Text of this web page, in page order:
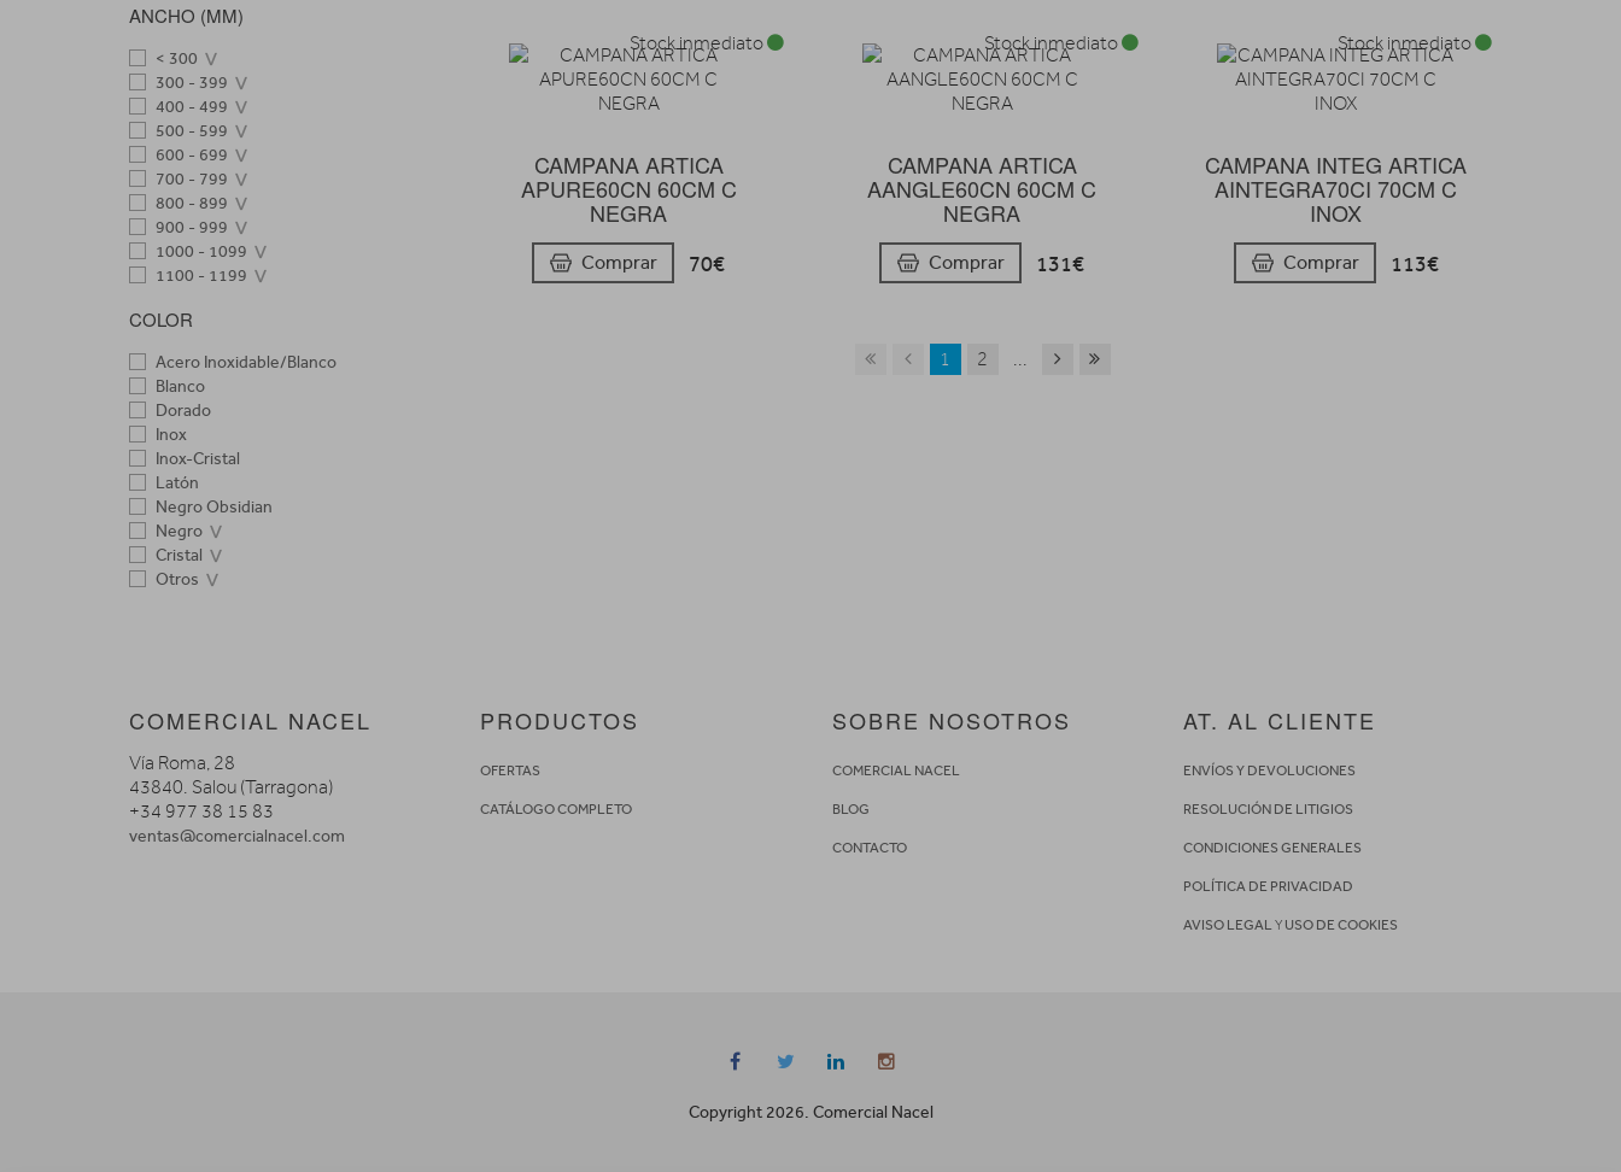
760,9 m³/h
300 - 399
400 - 499
500 - 599
600 - 699
700 - 799
800 - 899
900 - 999
+1000
ANCHO (MM)
< 300
300 - 399
400 - 499
500 - 599
600 - 699
700 - 799
800 - 899
900 - 999
1000 - 1099
1100 - 1199
COLOR
Acero Inoxidable/Blanco
Blanco
Dorado
Inox
Inox-Cristal
Latón
Negro Obsidian
Negro
Cristal
Otros
CAMPANA ARTICA
APURE60CN 60CM C
NEGRA
Comprar 70€
Stock inmediato
CAMPANA ARTICA
AANGLE60CN 60CM C
NEGRA
Comprar 131€
Stock inmediato
CAMPANA INTEG ARTICA
AINTEGRA70CI 70CM C
INOX
Comprar 113€
Stock inmediato
1 2 ...
COMERCIAL NACEL
Vía Roma, 28
43840. Salou (Tarragona)
+34 977 38 15 83
ventas@comercialnacel.com
PRODUCTOS
OFERTAS
CATÁLOGO COMPLETO
SOBRE NOSOTROS
COMERCIAL NACEL
BLOG
CONTACTO
AT. AL CLIENTE
ENVÍOS Y DEVOLUCIONES
RESOLUCIÓN DE LITIGIOS
CONDICIONES GENERALES
POLÍTICA DE PRIVACIDAD
AVISO LEGALY USO DE COOKIES
Copyright 2026. Comercial Nacel